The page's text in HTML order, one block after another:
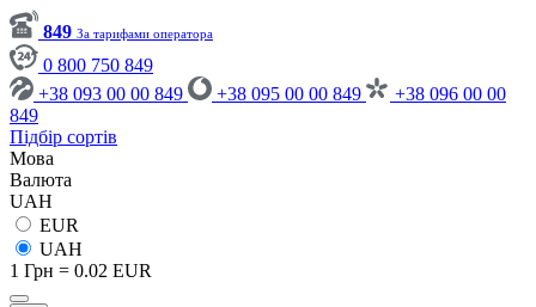
849 За тарифами оператора
0 800 750 849
+38 093 00 00 849
+38 095 00 00 849
+38 096 00 00
849
Підбір сортів
Мова
Валюта
UAH
EUR
UAH
1 Грн = 0.02 EUR